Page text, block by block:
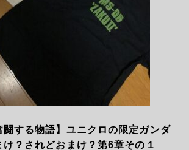
闘する物語】ユニクロの限定ガンダ
け？されどおまけ？第6章その１